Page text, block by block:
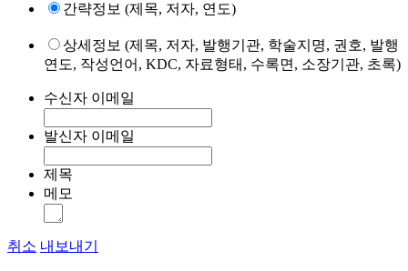
간략정보 (제목, 저자, 연도)
상세정보 (제목, 저자, 발행기관, 학술지명, 권호, 발행
연도, 작성언어, KDC, 자료형태, 수록면, 소장기관, 초록)
수신자 이메일
발신자 이메일
제목
메모
취소 내보내기